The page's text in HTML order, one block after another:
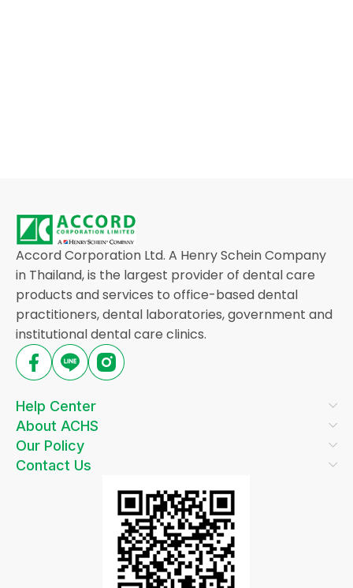
Accord Corporation Ltd. A Henry Schein Company
in Thailand, is the largest provider of dental care
products and services to office-based dental
practitioners, dental laboratories, government and
institutional dental care clinics.
Help Center
About ACHS
Our Policy
Contact Us